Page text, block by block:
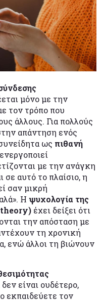
μόνο με την
τον τρόπο που
άλλους. Για πολλούς
απάντηση ενός
ως πιθανή
με την ανάγκη
σε αυτό το πλαίσιο, η
σαν μικρή
Η ψυχολογία της
έχει δείξει ότι
την απόσταση με
τη χρονική
ενώ άλλοι τη βιώνουν
είναι ουδέτερο,
εκπαιδεύετε τον